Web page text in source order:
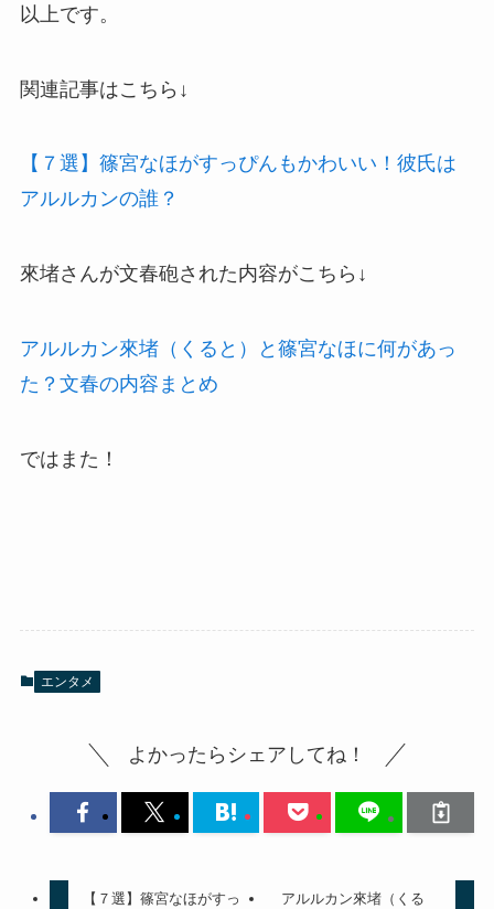
以上です。
関連記事はこちら↓
【７選】篠宮なほがすっぴんもかわいい！彼氏は
アルルカンの誰？
來堵さんが文春砲された内容がこちら↓
アルルカン來堵（くると）と篠宮なほに何があっ
た？文春の内容まとめ
ではまた！
エンタメ
よかったらシェアしてね！
【７選】篠宮なほがすっ
アルルカン來堵（くる